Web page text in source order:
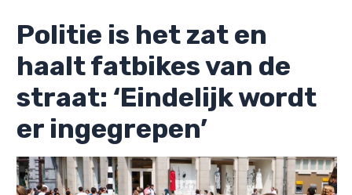
Politie is het zat en
haalt fatbikes van de
straat: ‘Eindelijk wordt
er ingegrepen’